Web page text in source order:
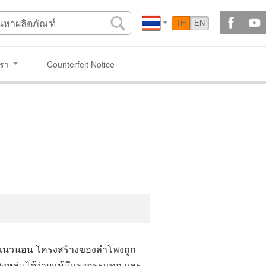
TH EN
า Counterfeit Notice
วนอน โครงสร้างของลำโพงถูก